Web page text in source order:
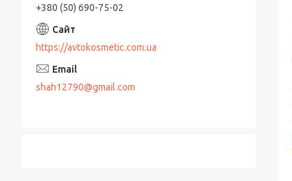
+380 (50) 690-75-02
https://avtokosmetic.com.ua
shah12790@gmail.com